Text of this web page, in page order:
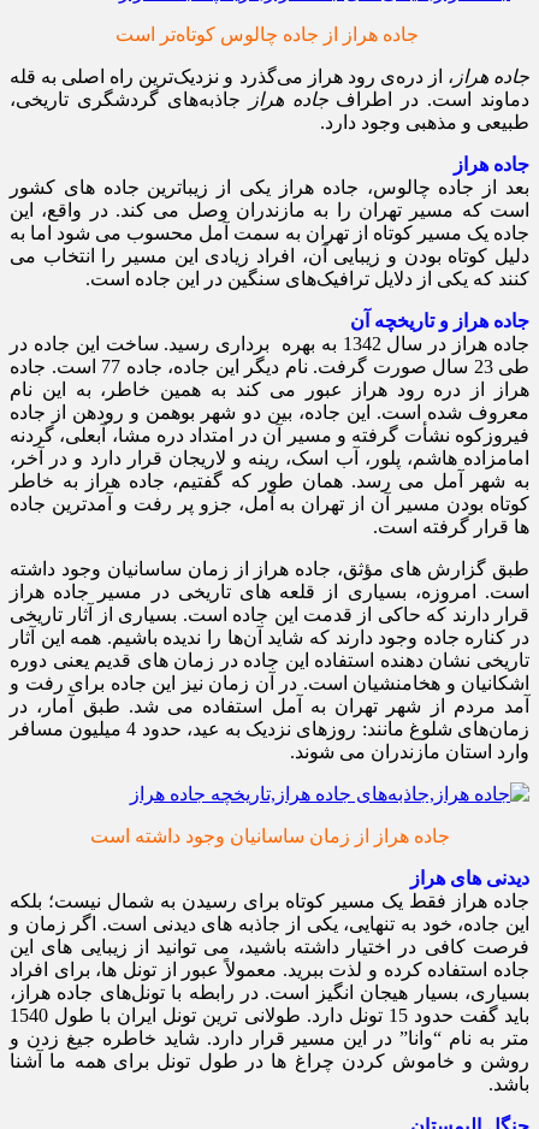
جاده هراز از جاده چالوس کوتاه‌تر است
جاده هراز ، از دره‌ی رود هراز می‌گذرد و نزدیک‌ترین راه اصلی به قله
دماوند است. در اطرافجاده هراز
جاذبه‌های گردشگری تاریخی،
طبیعی و مذهبی وجود دارد.
جاده هراز
بعد از جاده چالوس، جاده هراز یکی از زیباترین جاده های کشور
است که مسیر تهران را به مازندران وصل می کند. در واقع، این
جاده یک مسیر کوتاه از تهران به سمت آمل محسوب می شود اما به
دلیل کوتاه بودن و زیبایی آن، افراد زیادی این مسیر را انتخاب می
کنند که یکی از دلایل ترافیک‌های سنگین در این جاده است.
جاده هراز و تاریخچه آن
جاده هراز در سال 1342 به بهره برداری رسید. ساخت این جاده در
طی 23 سال صورت گرفت. نام دیگر این جاده، جاده 77 است. جاده
هراز از دره رود هراز عبور می کند به همین خاطر، به این نام
معروف شده است. این جاده، بین دو شهر بوهمن و رودهن از جاده
فیروزکوه نشأت گرفته و مسیر آن در امتداد دره مشا، آبعلی، گردنه
امامزاده هاشم، پلور، آب اسک، رینه و لاریجان قرار دارد و در آخر،
به شهر آمل می رسد. همان طور که گفتیم، جاده هراز به خاطر
کوتاه بودن مسیر آن از تهران به آمل، جزو پر رفت و آمدترین جاده
ها قرار گرفته است.
طبق گزارش های مؤثق، جاده هراز از زمان ساسانیان وجود داشته
است. امروزه، بسیاری از قلعه های تاریخی در مسیر جاده هراز
قرار دارند که حاکی از قدمت این جاده است. بسیاری از آثار تاریخی
در کناره جاده وجود دارند که شاید آن‌ها را ندیده باشیم. همه این آثار
تاریخی نشان دهنده استفاده این جاده در زمان های قدیم یعنی دوره
اشکانیان و هخامنشیان است. در آن زمان نیز این جاده برای رفت و
آمد مردم از شهر تهران به آمل استفاده می شد. طبق آمار، در
زمان‌های شلوغ مانند: روزهای نزدیک به عید، حدود 4 میلیون مسافر
وارد استان مازندران می شوند.
جاده هراز از زمان ساسانیان وجود داشته است
دیدنی های هراز
جاده هراز فقط یک مسیر کوتاه برای رسیدن به شمال نیست؛ بلکه
این جاده، خود به تنهایی، یکی از جاذبه های دیدنی است. اگر زمان و
فرصت کافی در اختیار داشته باشید، می توانید از زیبایی های این
جاده استفاده کرده و لذت ببرید. معمولاً عبور از تونل ها، برای افراد
بسیاری، بسیار هیجان انگیز است. در رابطه با تونل‌های جاده هراز،
باید گفت حدود 15 تونل دارد. طولانی ترین تونل ایران با طول 1540
متر به نام “وانا” در این مسیر قرار دارد. شاید خاطره جیغ زدن و
روشن و خاموش کردن چراغ ها در طول تونل برای همه ما آشنا
باشد.